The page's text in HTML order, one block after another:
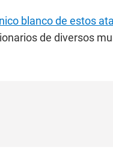
blanco de estos
de diversos